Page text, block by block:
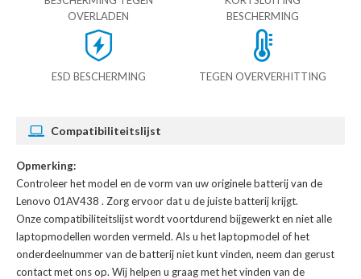
OVERLADEN
BESCHERMING
ESD BESCHERMING TEGEN OVERVERHITTING
Compatibiliteitslijst
Opmerking:
Controleer het model en de vorm van uw originele batterij van de
Lenovo 01AV438 . Zorg ervoor dat u de juiste batterij krijgt.
Onze compatibiliteitslijst wordt voortdurend bijgewerkt en niet alle
laptopmodellen worden vermeld. Als u het laptopmodel of het
onderdeelnummer van de batterij niet kunt vinden, neem dan gerust
contact met ons op. Wij helpen u graag met het vinden van de